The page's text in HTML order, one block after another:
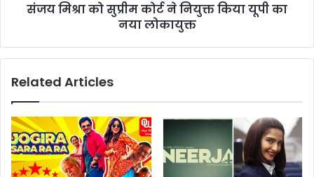
क्त
यू
पी
का
न
संजय मिश्रा को सुप्रीम कोर्ट ने नियुक्त किया यूपी का
नया लोकायुक्त
Related Articles